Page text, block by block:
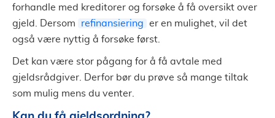
forhandle med kreditorer og forsøke å få oversikt over
gjeld. Dersom
refinansiering
er en mulighet, vil det
også være nyttig å forsøke først.
Det kan være stor pågang for å få avtale med
gjeldsrådgiver. Derfor bør du prøve så mange tiltak
som mulig mens du venter.